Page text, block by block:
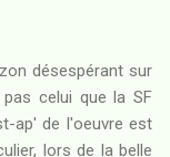
désespérant sur
celui que la SF
ap' de l'oeuvre est
lors de la belle